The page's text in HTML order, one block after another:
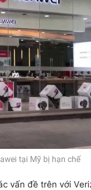
tại Mỹ bị hạn chế
vấn đề trên với